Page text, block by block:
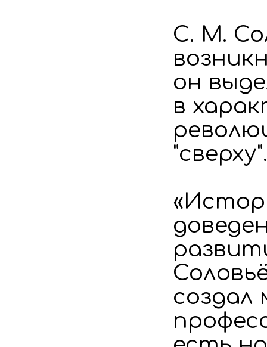
С. М.
он
в
"сверху".
создал